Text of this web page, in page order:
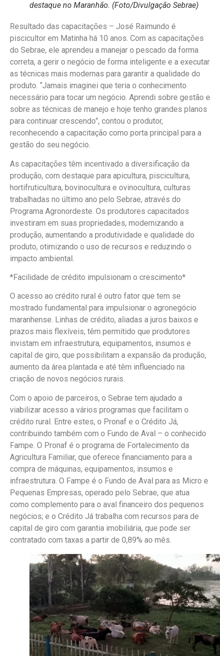
destaque no Maranhão. (Foto/Divulgação Sebrae)
Resultado das capacitações – José Raimundo é
piscicultor em Matinha há 10 anos. Com as capacitações
do Sebrae, ele aprendeu a manejar o pescado da forma
correta, a gerir o negócio de forma inteligente e a executar
as técnicas mais modernas para garantir a qualidade do
produto. “Jamais imaginei que teria o conhecimento
necessário para tocar um negócio. Aprendi sobre gestão e
sobre as técnicas de manejo e hoje tenho grandes planos
para continuar crescendo”, contou o produtor,
reconhecendo a capacitação como porta principal para a
gestão do seu negócio.
As capacitações têm incentivado a diversificação da
produção, com destaque para apicultura, piscicultura,
hortifruticultura, bovinocultura e ovinocultura, culturas
trabalhadas no último ano pelo Sebrae, através do
Programa Agronordeste. Os produtores capacitados
investiram em suas propriedades, modernizando a
produção, aumentando a produtividade e qualidade do
produto, otimizando o uso de recursos e reduzindo o
impacto ambiental.
*Facilidade de crédito impulsionam o crescimento*
O acesso ao crédito rural é outro fator que tem se
mostrado fundamental para impulsionar o agronegócio
maranhense. Linhas de crédito, aliadas a juros baixos e
prazos mais flexíveis, têm permitido que produtores
invistam em infraestrutura, equipamentos, insumos e
capital de giro, que possibilitam a expansão da produção,
aumento da área plantada e até têm influenciado na
criação de novos negócios rurais.
Com o apoio de parceiros, o Sebrae tem ajudado a
viabilizar acesso a vários programas que facilitam o
crédito rural. Entre estes, o Pronaf e o Crédito Já,
contribuindo também com o Fundo de Aval – o conhecido
Fampe. O Pronaf é o programa de Fortalecimento da
Agricultura Familiar, que oferece financiamento para a
compra de máquinas, equipamentos, insumos e
infraestrutura. O Fampe é o Fundo de Aval para as Micro e
Pequenas Empresas, operado pelo Sebrae, que atua
como complemento para o aval financeiro dos pequenos
negócios; e o Crédito Já trabalha com recursos para de
capital de giro com garantia imobiliária, que pode ser
contratado com taxas a partir de 0,89% ao mês.